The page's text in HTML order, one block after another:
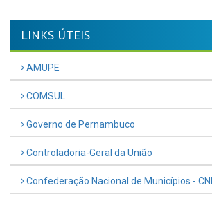
LINKS ÚTEIS
AMUPE
COMSUL
Governo de Pernambuco
Controladoria-Geral da União
Confederação Nacional de Municípios -